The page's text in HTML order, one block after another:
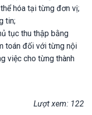
hóa tại từng đơn vị;
tin;
tục thu thập bằng
toán đối với từng nội
việc cho từng thành
Lượt xem: 122